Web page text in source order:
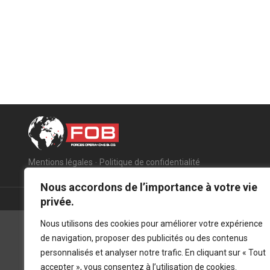
Nous accordons de l’importance à votre vie
privée.
Nous utilisons des cookies pour améliorer votre expérience
de navigation, proposer des publicités ou des contenus
personnalisés et analyser notre trafic. En cliquant sur « Tout
accepter », vous consentez à l’utilisation de cookies.
Mentions légales - Politique de confidentialité